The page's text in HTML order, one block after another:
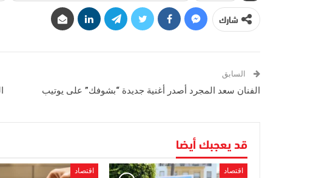
شارك
السابق
الفنان سعد المجرد أصدر أغنية جديدة “بشوفك” على يوتيب
قد يعجبك أيضا
اقتصاد اقتصاد